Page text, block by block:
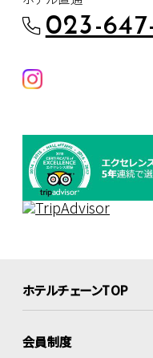
023-
ホテルチェーンTOP
会員制度